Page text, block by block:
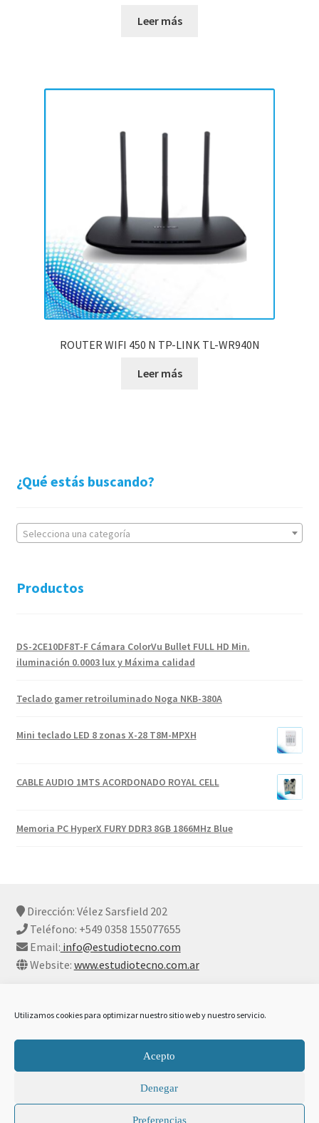
Utilizamos cookies para optimizar nuestro sitio web y nuestro servicio.
Acepto
Denegar
Preferencias
Leer más
ROUTER WIFI 450 N TP-LINK TL-WR940N
Leer más
¿Qué estás buscando?
Selecciona una categoría
Productos
DS-2CE10DF8T-F Cámara ColorVu Bullet FULL HD Min.
iluminación 0.0003 lux y Máxima calidad
Teclado gamer retroiluminado Noga NKB-380A
Mini teclado LED 8 zonas X-28 T8M-MPXH
CABLE AUDIO 1MTS ACORDONADO ROYAL CELL
Memoria PC HyperX FURY DDR3 8GB 1866MHz Blue
Dirección: Vélez Sarsfield 202
Teléfono: +549 0358 155077655
Email: info@estudiotecno.com
Website: www.estudiotecno.com.ar
Declaración De Privacidad Y Cookies
Construido con